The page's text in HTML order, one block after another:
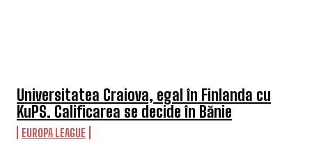
Universitatea Craiova, egal în Finlanda cu
KuPS. Calificarea se decide în Bănie
EUROPA LEAGUE